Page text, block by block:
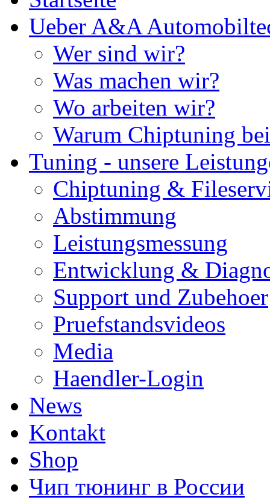
Ueber A&A
Wer sind wir?
Was machen wir?
Wo arbeiten wir?
Warum Chiptuning
Tuning - unsere
Chiptuning &
Abstimmung
Leistungsmessung
Entwicklung &
Support und Zubehoer
Pruefstandsvideos
Media
Haendler-Login
News
Kontakt
Shop
Чип тюнинг в России